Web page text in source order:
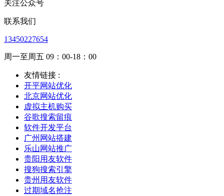
关注公众号
联系我们
13450227654
周一至周五 09：00-18：00
友情链接 :
开平网站优化
北京网站优化
虚拟主机购买
谷歌搜索留痕
软件开发平台
广州网站搭建
乐山网站推广
贵阳用友软件
搜狗搜索引擎
贵州用友软件
过期域名抢注